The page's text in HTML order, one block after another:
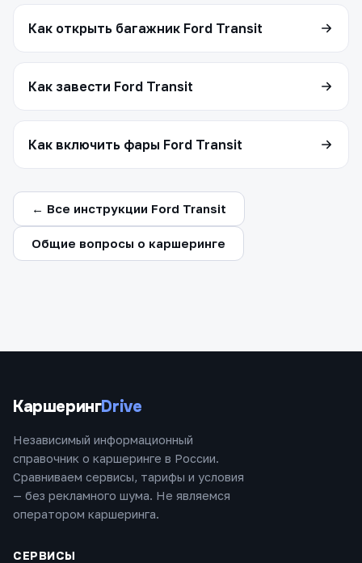
Как открыть багажник Ford Transit
Как завести Ford Transit
Как включить фары Ford Transit
← Все инструкции Ford Transit
Общие вопросы о каршеринге
КаршерингDrive
Независимый информационный
справочник о каршеринге в России.
Сравниваем сервисы, тарифы и условия
— без рекламного шума. Не являемся
оператором каршеринга.
СЕРВИСЫ